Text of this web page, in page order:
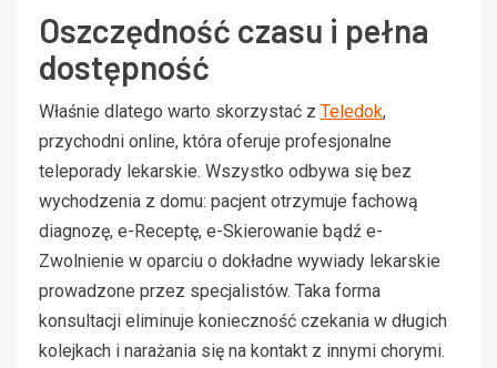
Oszczędność czasu i pełna
dostępność
Właśnie dlatego warto skorzystać z Teledok,
przychodni online, która oferuje profesjonalne
teleporady lekarskie. Wszystko odbywa się bez
wychodzenia z domu: pacjent otrzymuje fachową
diagnozę, e-Receptę, e-Skierowanie bądź e-
Zwolnienie w oparciu o dokładne wywiady lekarskie
prowadzone przez specjalistów. Taka forma
konsultacji eliminuje konieczność czekania w długich
kolejkach i narażania się na kontakt z innymi chorymi.